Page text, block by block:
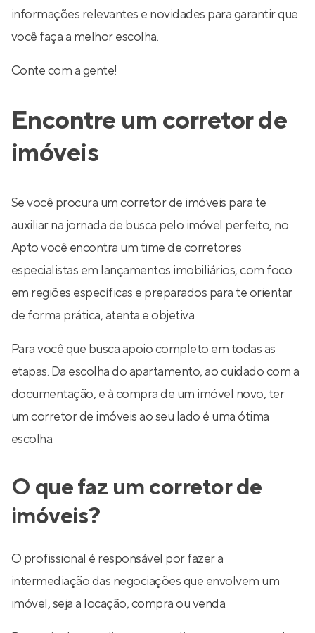
informações relevantes e novidades para garantir que
você faça a melhor escolha.
Conte com a gente!
Encontre um corretor de
imóveis
Se você procura um corretor de imóveis para te
auxiliar na jornada de busca pelo imóvel perfeito, no
Apto você encontra um time de corretores
especialistas em lançamentos imobiliários, com foco
em regiões específicas e preparados para te orientar
de forma prática, atenta e objetiva.
Para você que busca apoio completo em todas as
etapas. Da escolha do apartamento, ao cuidado com a
documentação, e à compra de um imóvel novo, ter
um corretor de imóveis ao seu lado é uma ótima
escolha.
O que faz um corretor de
imóveis?
O profissional é responsável por fazer a
intermediação das negociações que envolvem um
imóvel, seja a locação, compra ou venda.